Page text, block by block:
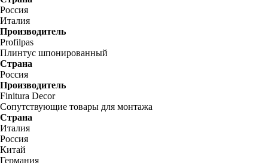
Россия
Италия
Производитель
Profilpas
Плинтус шпонированный
Страна
Россия
Производитель
Finitura Decor
Сопутствующие товары для монтажа
Страна
Италия
Россия
Китай
Германия